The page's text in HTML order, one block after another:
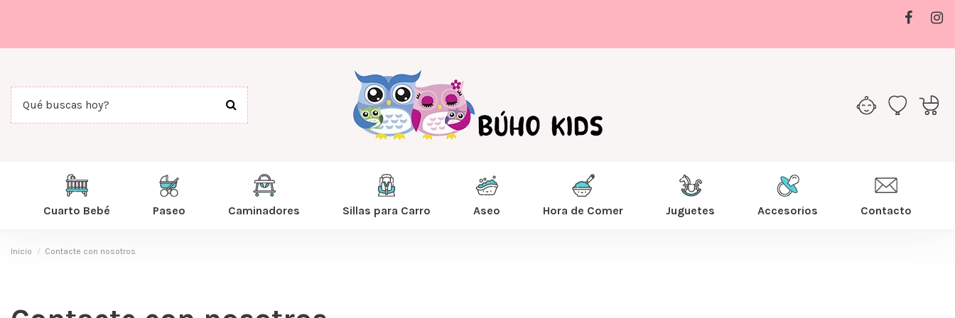
Cuarto Bebé Paseo Caminadores Sillas para Carro Aseo Hora de Comer Juguetes Accesorios Contacto
Inicio Contacte con nosotros